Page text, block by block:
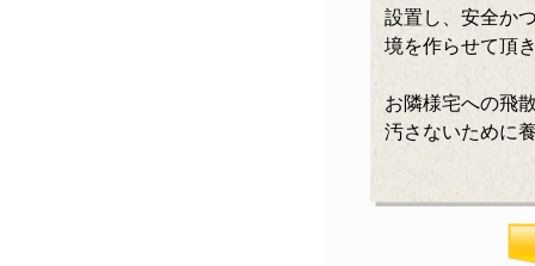
設置し、安全か
境を作らせて頂
お隣様宅への飛
汚さないために